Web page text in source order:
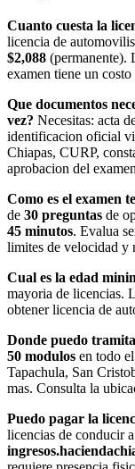
Cuanto cuesta la
licencia de
$2,088 (permanente).
examen tiene un costo
Que documentos
vez? Necesitas: acta
identificacion oficial
Chiapas, CURP,
aprobacion del
Como es el examen
de 30 preguntas de
45 minutos. Evalua
limites de velocidad y
Cual es la edad
mayoria de licencias.
obtener licencia de
Donde puedo
50 modulos en todo
Tapachula, San
mas. Consulta la
Puedo pagar la
licencias de conducir